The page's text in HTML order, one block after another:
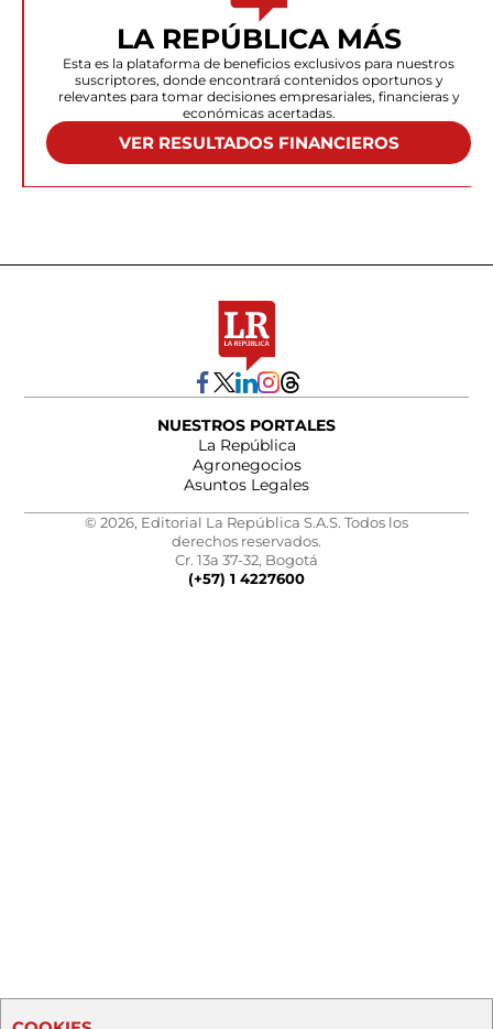
LA REPÚBLICA MÁS
Esta es la plataforma de beneficios exclusivos para nuestros
suscriptores, donde encontrará contenidos oportunos y
relevantes para tomar decisiones empresariales, financieras y
económicas acertadas.
VER RESULTADOS FINANCIEROS
NUESTROS PORTALES
La República
Agronegocios
Asuntos Legales
© 2026, Editorial La República S.A.S. Todos los
derechos reservados.
Cr. 13a 37-32, Bogotá
(+57) 1 4227600